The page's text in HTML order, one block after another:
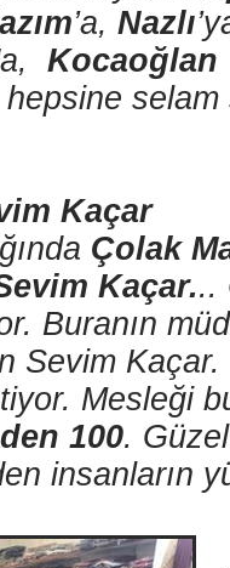
’a, Nazlı
Kocaoğlan
hepsine
Kaçar
Çolak
Kaçar...
Buranın
Sevim Kaçar.
Mesleği
100.
insanların